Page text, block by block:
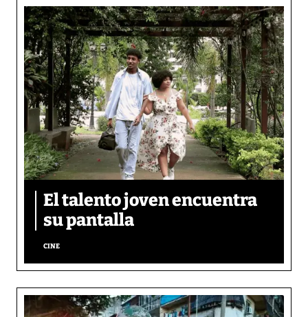
El talento joven encuentra
su pantalla​
CINE